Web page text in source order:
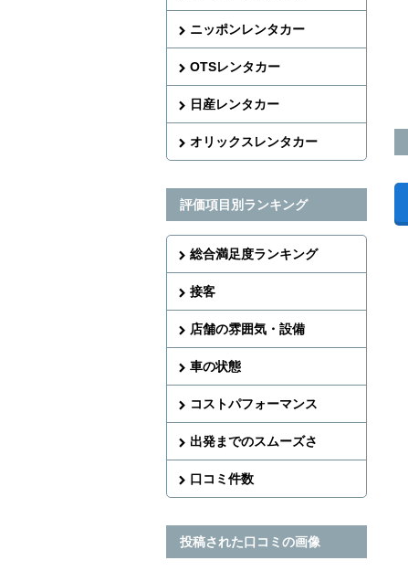
ニッポンレンタカー
OTSレンタカー
日産レンタカー
オリックスレンタカー
評価項目別ランキング
総合満足度ランキング
接客
店舗の雰囲気・設備
車の状態
コストパフォーマンス
出発までのスムーズさ
口コミ件数
投稿された口コミの画像